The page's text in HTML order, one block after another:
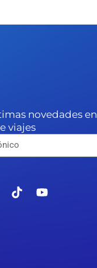
novedades en
viajes